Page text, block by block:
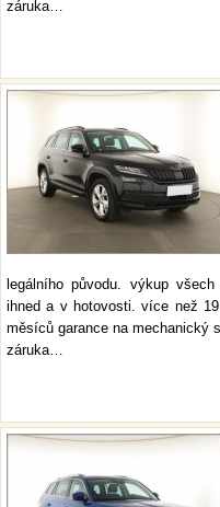
záruka…
legálního původu. výkup
ihned a v hotovosti. více než
měsíců garance na mechanický
záruka…